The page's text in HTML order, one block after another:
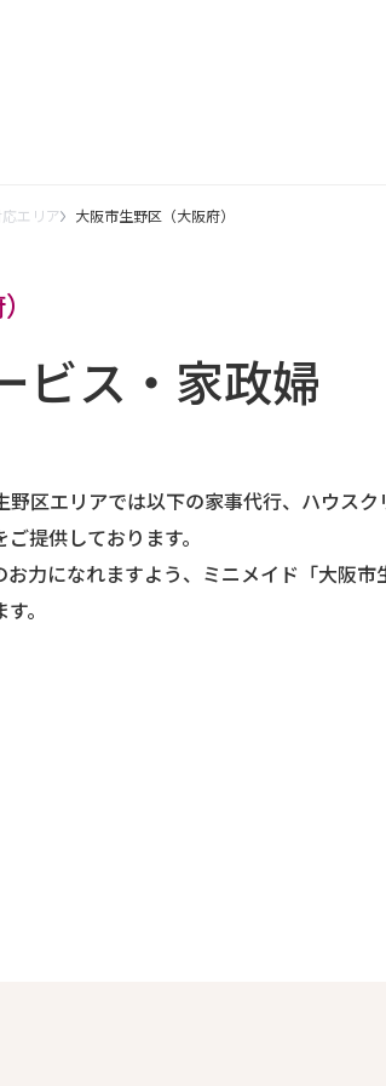
エリア 大阪市生野区（大阪府）
ビス・家政婦
野区エリアでは以下の家事代行、ハウスク
提供しております。
力になれますよう、ミニメイド「大阪市
。